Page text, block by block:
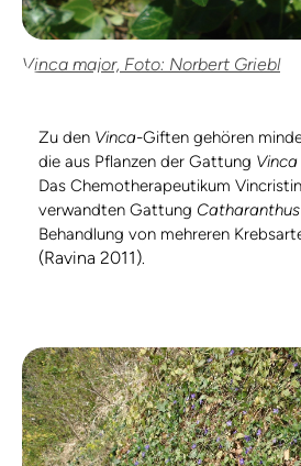
Vinca major, Foto: Norbert Griebl
Zu den Vinca-Giften gehören
die aus Pflanzen der Gattung Vinca
Das Chemotherapeutikum
verwandten Gattung Catharanthus
Behandlung von mehreren
(Ravina 2011).